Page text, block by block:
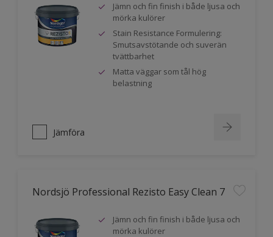
Jämn och fin finish i både ljusa och
mörka kulörer
Stain Resistance Formulering:
Smutsavstötande och suverän
tvättbarhet
Matta väggar som tål hög
belastning
Jämföra
Nordsjö Professional Rezisto Easy Clean 7
Jämn och fin finish i både ljusa och
mörka kulörer